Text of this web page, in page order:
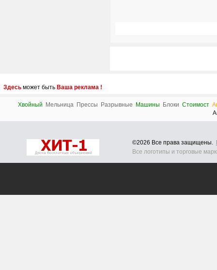
Здесь может быть Ваша реклама !
Хвойный Мельница Прессы Разрывные Машины Блоки Стоимост
©2026 Все права защищены.
Все логотипы и торговые